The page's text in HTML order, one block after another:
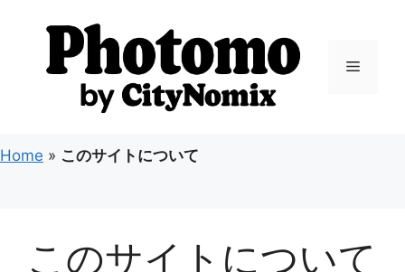
ス
キ
メ
Home » このサイトについて
このサイトについて